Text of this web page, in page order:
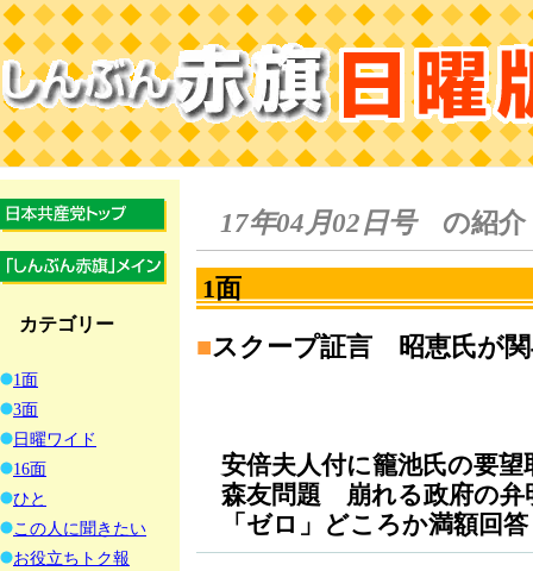
カテゴリー
1面
3面
日曜ワイド
16面
ひと
この人に聞きたい
お役立ちトク報
17年04月02日号の紹介
1面
■スクープ証言 昭恵氏が
安倍夫人付に籠池氏の要望
森友問題 崩れる政府の弁
「ゼロ」どころか満額回答